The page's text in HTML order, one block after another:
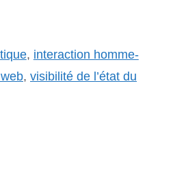
, interaction homme-
, visibilité de l’état du